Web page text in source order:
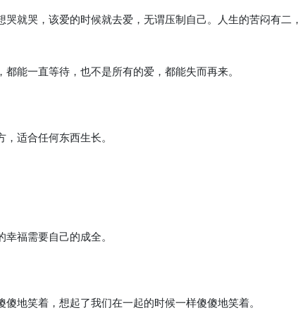
就哭，该爱的时候就去爱，无谓压制自己。人生的苦闷有二
能一直等待，也不是所有的爱，都能失而再来。
适合任何东西生长。
福需要自己的成全。
地笑着，想起了我们在一起的时候一样傻傻地笑着。